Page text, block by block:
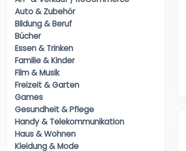
Auto & Zubehör
Bildung & Beruf
Bücher
Essen & Trinken
Familie & Kinder
Film & Musik
Freizeit & Garten
Games
Gesundheit & Pflege
Handy & Telekommunikation
Haus & Wohnen
Kleidung & Mode